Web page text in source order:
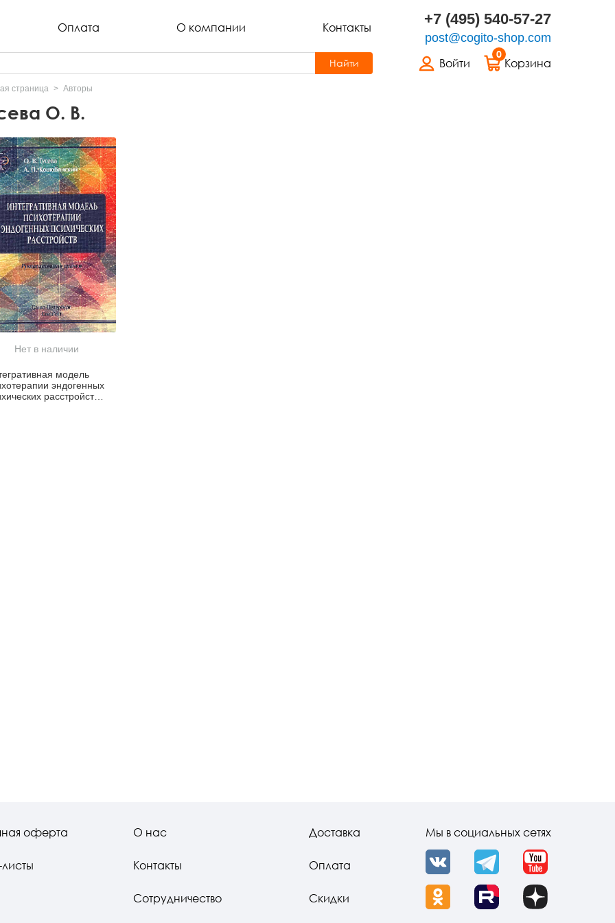
Оплата О компании Контакты +7 (495) 540-57-27
post@cogito-shop.com
Войти
0
Корзина
Найти
страница Авторы
О. В.
Нет в наличии
модель
эндогенных
расстройств.
оферта О нас
Контакты
Сотрудничество
Доставка
Оплата
Скидки
Мы в социальных сетях
VK Telegram YouTube
OK Rutube Dzen